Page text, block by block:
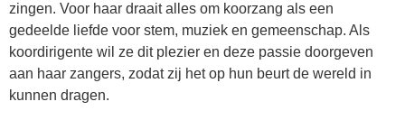
zingen. Voor haar draait alles om koorzang als een
gedeelde liefde voor stem, muziek en gemeenschap. Als
koordirigente wil ze dit plezier en deze passie doorgeven
aan haar zangers, zodat zij het op hun beurt de wereld in
kunnen dragen.